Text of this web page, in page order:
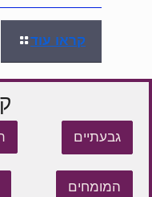
קראו עוד
גבעתיים
המומחים